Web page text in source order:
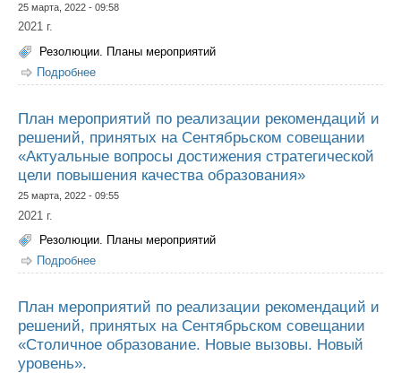
25 марта, 2022 - 09:58
2021 г.
Резолюции. Планы мероприятий
Подробнее
решений, принятых на Февральском совещании
механизмы»
План мероприятий по реализации рекомендаций и
решений, принятых на Сентябрьском совещании
«Актуальные вопросы достижения стратегической
цели повышения качества образования»
25 марта, 2022 - 09:55
2021 г.
Резолюции. Планы мероприятий
Подробнее
решений, принятых на Сентябрьском совещании
повышения качества образования»
План мероприятий по реализации рекомендаций и
решений, принятых на Сентябрьском совещании
«Столичное образование. Новые вызовы. Новый
уровень».